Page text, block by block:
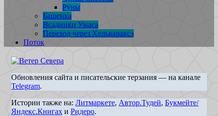
Руны
Башенка
Всадники Ужаса
Переход через Хелькараксэ
Поток
Обновления сайта и писательские терзания — на канале
Telegram.
Истории также на: Литмаркете, Автор.Тудей, Букмейте/
Яндекс.Книгах и Ридеро.